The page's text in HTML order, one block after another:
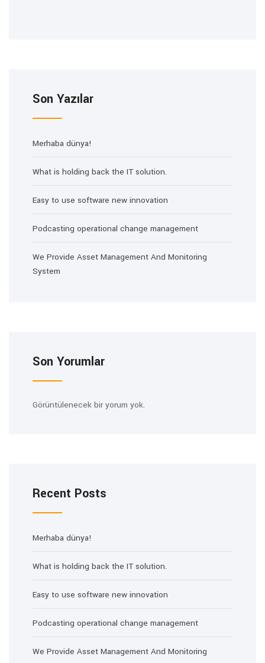
Son Yazılar
Merhaba dünya!
What is holding back the IT solution.
Easy to use software new innovation
Podcasting operational change management
We Provide Asset Management And Monitoring
System
Son Yorumlar
Görüntülenecek bir yorum yok.
Recent Posts
Merhaba dünya!
What is holding back the IT solution.
Easy to use software new innovation
Podcasting operational change management
We Provide Asset Management And Monitoring